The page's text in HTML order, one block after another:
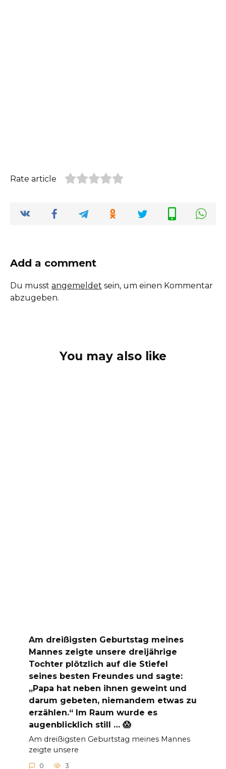
Rate article
Add a comment
Du musst angemeldet sein, um einen Kommentar
abzugeben.
You may also like
Am dreißigsten Geburtstag meines
Mannes zeigte unsere dreijährige
Tochter plötzlich auf die Stiefel
seines besten Freundes und sagte:
„Papa hat neben ihnen geweint und
darum gebeten, niemandem etwas zu
erzählen.“ Im Raum wurde es
augenblicklich still … 😱
Am dreißigsten Geburtstag meines Mannes
zeigte unsere
0 3